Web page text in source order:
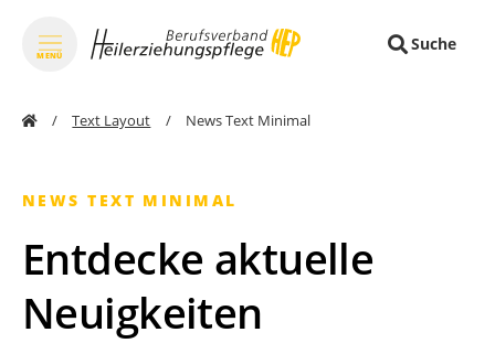
MENÜ
Suche
zum Inhalt springen
Text Layout News Text Minimal
NEWS TEXT MINIMAL
Entdecke aktuelle
Neuigkeiten